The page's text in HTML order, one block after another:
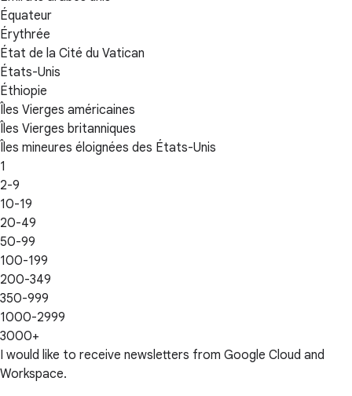
Équateur
Érythrée
État de la Cité du Vatican
États-Unis
Éthiopie
Îles Vierges américaines
Îles Vierges britanniques
Îles mineures éloignées des États-Unis
1
2-9
10-19
20-49
50-99
100-199
200-349
350-999
1000-2999
3000+
I would like to receive newsletters from Google Cloud and
Workspace.